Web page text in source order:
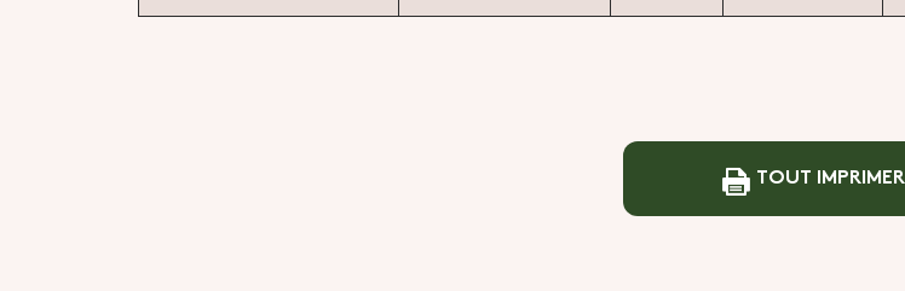
TOUT IMPRIMER